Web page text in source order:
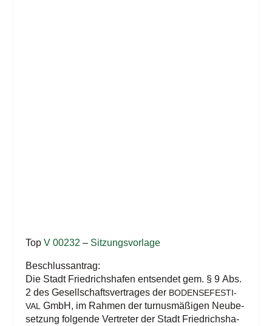
TopV 00232 – Sit­zungs­vor­la­ge
Beschlussantrag:
Die Stadt Fried­richs­ha­fen ent­sen­det gem. § 9 Abs.
2 des Gesell­schafts­ver­tra­ges der BODEN­SE­FES­TI­
VAL GmbH, im Rah­men der tur­nus­mä­ßi­gen Neu­be­
set­zung fol­gen­de Ver­tre­ter der Stadt Fried­richs­ha­